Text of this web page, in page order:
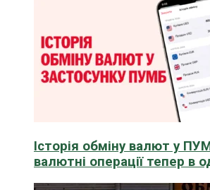
Історія обміну валют у
валютні операції тепер в